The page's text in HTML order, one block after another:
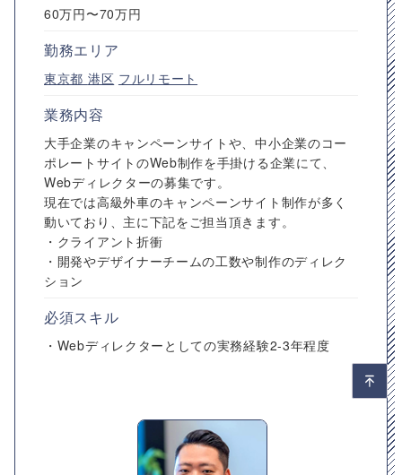
60万円〜70万円
勤務エリア
東京都 港区 フルリモート
業務内容
大手企業のキャンペーンサイトや、中小企業のコー
ポレートサイトのWeb制作を手掛ける企業にて、
Webディレクターの募集です。
現在では高級外車のキャンペーンサイト制作が多く
動いており、主に下記をご担当頂きます。
・クライアント折衝
・開発やデザイナーチームの工数や制作のディレク
ション
必須スキル
・Webディレクターとしての実務経験2-3年程度